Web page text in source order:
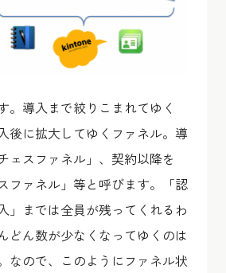
。導入まで絞りこまれてゆく
後に拡大してゆくファネル。導
ェスファネル」、契約以降を
ファネル」等と呼びます。「認
」までは全員が残ってくれるわ
どん数が少なくなってゆくのは
なので、このようにファネル状